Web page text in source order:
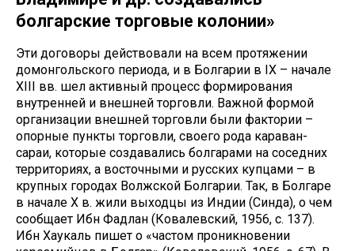
болгарские торговые колонии»
Эти договоры действовали на всем протяжении
домонгольского периода, и в Болгарии в IX – начале
XIII вв. шел активный процесс формирования
внутренней и внешней торговли. Важной формой
организации внешней торговли были фактории –
опорные пункты торговли, своего рода караван-
сараи, которые создавались болгарами на соседних
территориях, а восточными и русских купцами – в
крупных городах Волжской Болгарии. Так, в Болгаре
в начале X в. жили выходцы из Индии (Синда), о чем
сообщает Ибн Фадлан (Ковалевский, 1956, с. 137).
Ибн Хаукаль пишет о «частом проникновении